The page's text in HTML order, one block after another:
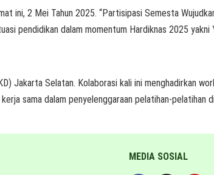
ini, 2 Mei Tahun 2025. “Partisipasi Semesta
pendidikan dalam momentum Hardiknas 2025 yakni
Jakarta Selatan. Kolaborasi kali ini menghadirkan
sama dalam penyelenggaraan pelatihan-pelatihan
MEDIA SOSIAL